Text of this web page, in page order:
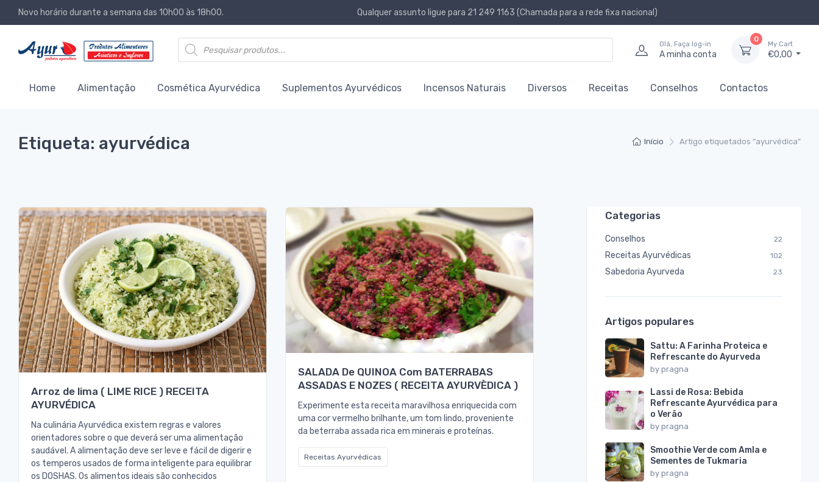
Novo horário durante a semana das 10h00 às 18h00. Qualquer assunto ligue para 21 249 1163 (Chamada para a rede fixa nacional)
Products search Olá, Faça log-in
A minha conta
0
My Cart
€0,00
Home Alimentação Cosmética Ayurvédica Suplementos Ayurvédicos Incensos Naturais Diversos Receitas Conselhos Contactos
Início Artigo etiquetados “ayurvédica”
Etiqueta: ayurvédica
Arroz de lima ( LIME RICE ) RECEITA
AYURVÉDICA
Na culinária Ayurvédica existem regras e valores
orientadores sobre o que deverá ser uma alimentação
saudável. A alimentação deve ser leve e fácil de digerir e
os temperos usados de forma inteligente para equilibrar
os DOSHAS. Os alimentos ideais são conhecidos
SALADA De QUINOA Com BATERRABAS
ASSADAS E NOZES ( RECEITA AYURVÈDICA )
Experimente esta receita maravilhosa enriquecida com
uma cor vermelho brilhante, um tom lindo, proveniente
da beterraba assada rica em minerais e proteínas.
Receitas Ayurvédicas
Categorias
Conselhos 22
Receitas Ayurvédicas 102
Sabedoria Ayurveda 23
Artigos populares
Sattu: A Farinha Proteica e
Refrescante do Ayurveda
by pragna
Lassi de Rosa: Bebida
Refrescante Ayurvédica para
o Verão
by pragna
Smoothie Verde com Amla e
Sementes de Tukmaria
by pragna